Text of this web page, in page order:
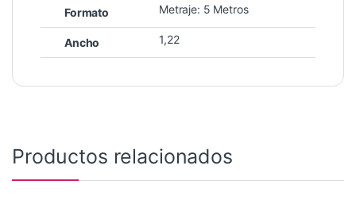
Formato Metraje: 5 Metros
Ancho 1,22
Productos relacionados